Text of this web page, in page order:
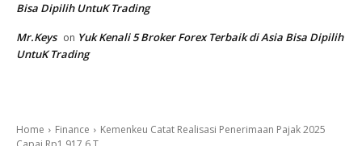
Bisa Dipilih UntuK Trading
Mr.Keys on Yuk Kenali 5 Broker Forex Terbaik di Asia Bisa Dipilih
UntuK Trading